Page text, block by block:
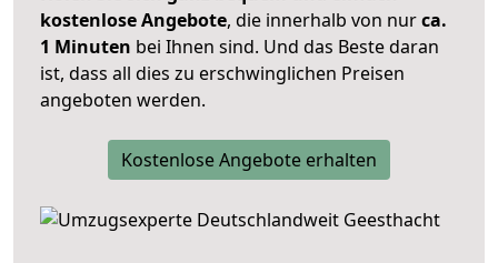
kostenlose Angebote, die innerhalb von nurca.
1 Minuten bei Ihnen sind. Und das Beste daran
ist, dass all dies zu erschwinglichen Preisen
angeboten werden.
Kostenlose Angebote erhalten